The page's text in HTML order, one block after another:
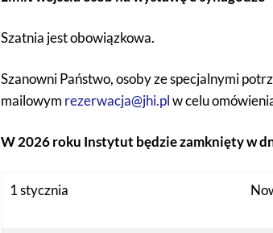
Szatnia jest obowiązkowa.
Szanowni Państwo, osoby ze specjalnymi
mailowym rezerwacja@jhi.plw celu
W 2026 roku Instytut będzie zamknięty w
1 stycznia